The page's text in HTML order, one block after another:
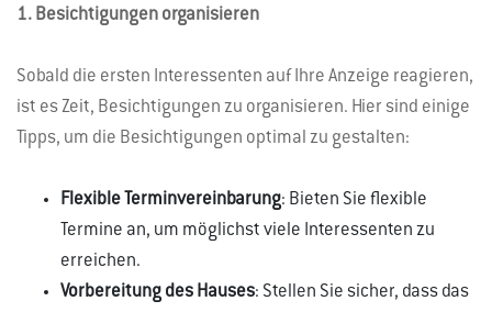
1. Besichtigungen organisieren
Sobald die ersten Interessenten auf Ihre Anzeige reagieren,
ist es Zeit, Besichtigungen zu organisieren. Hier sind einige
Tipps, um die Besichtigungen optimal zu gestalten:
Flexible Terminvereinbarung: Bieten Sie flexible
Termine an, um möglichst viele Interessenten zu
erreichen.
Vorbereitung des Hauses: Stellen Sie sicher, dass das